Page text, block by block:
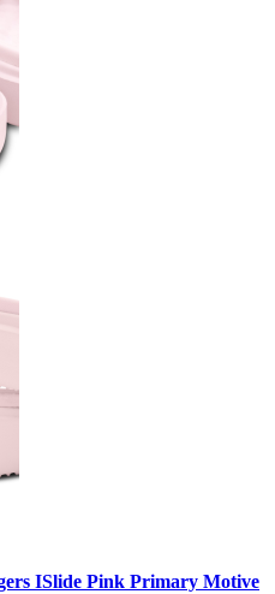
ISlide Pink Primary Motive